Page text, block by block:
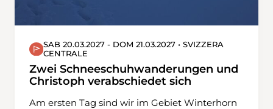
SAB 20.03.2027 - DOM 21.03.2027 • SVIZZERA
CENTRALE
Zwei Schneeschuhwanderungen und
Christoph verabschiedet sich
Am ersten Tag sind wir im Gebiet Winterhorn